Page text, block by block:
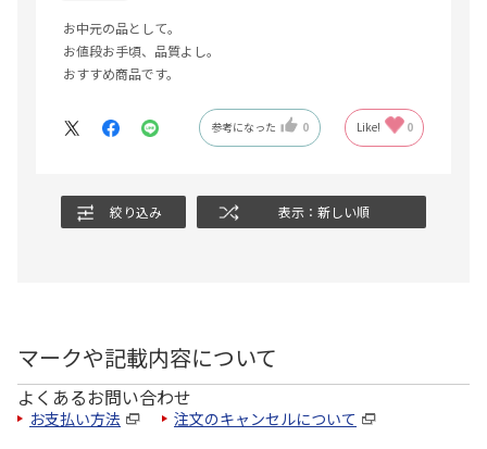
お中元の品として。
お値段お手頃、品質よし。
おすすめ商品です。
参考になった 0 Like! 0
絞り込み 表示：新しい順
マークや記載内容について
よくあるお問い合わせ
お支払い方法 注文のキャンセルについて